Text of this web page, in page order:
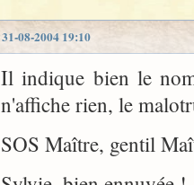
31-08-2004 19:10
Il indique bien le
n'affiche rien, le
SOS Maître, gentil